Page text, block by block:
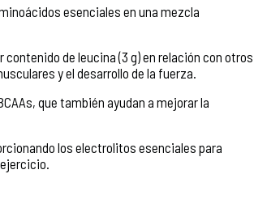
esenciales en una mezcla
de leucina (3 g) en relación con otros
y el desarrollo de la fuerza.
que también ayudan a mejorar la
los electrolitos esenciales para